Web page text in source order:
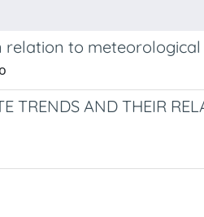
to
TRENDS AND THEIR